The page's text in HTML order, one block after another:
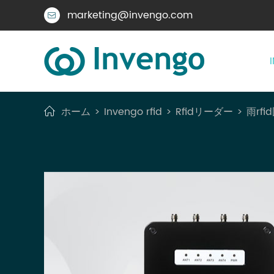
 marketing@invengo.com
ホーム Invengo rfid Rfidリーダー 雨rfid